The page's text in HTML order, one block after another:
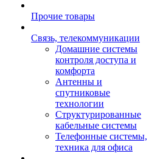
Прочие товары
Связь, телекоммуникации
Домашние системы
контроля доступа и
комфорта
Антенны и
спутниковые
технологии
Структурированные
кабельные системы
Телефонные системы,
техника для офиса